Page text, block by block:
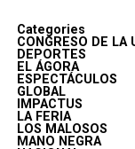
Categories
CONGRESO DE LA
DEPORTES
EL ÁGORA
ESPECTÁCULOS
GLOBAL
IMPACTUS
LA FERIA
LOS MALOSOS
MANO NEGRA